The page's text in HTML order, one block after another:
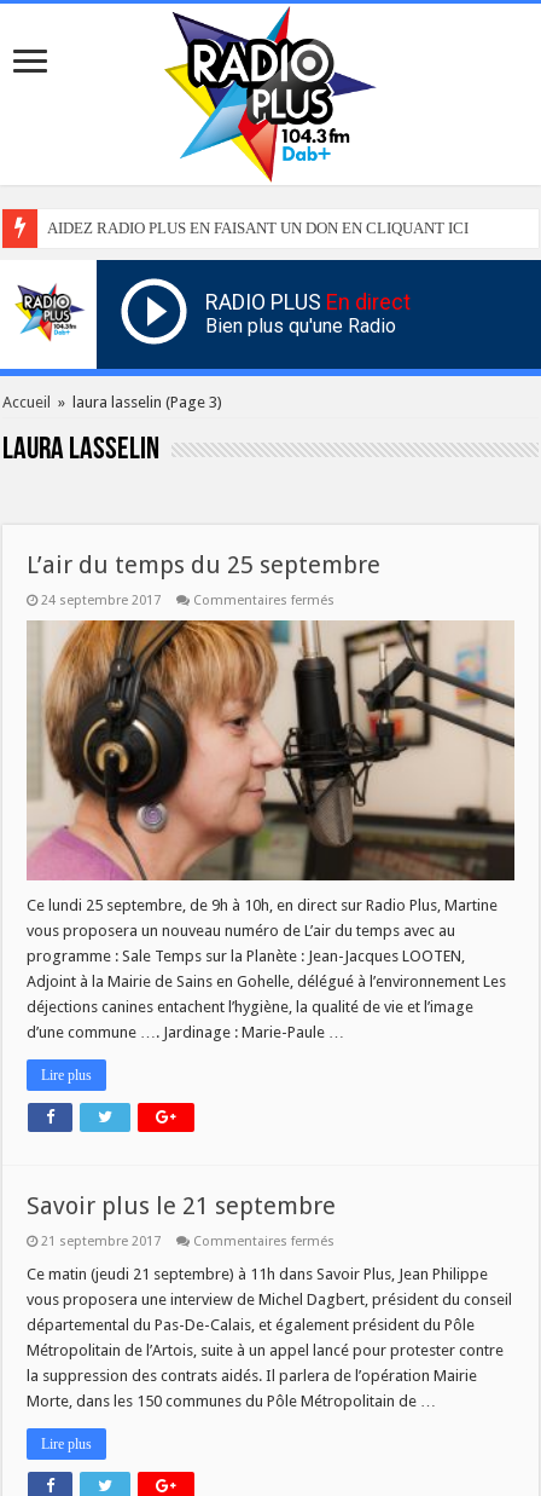
AIDEZ RADIO PLUS EN FAISANT UN DON EN CLIQUANT ICI
RADIO PLUS En direct
Bien plus qu'une Radio
Accueil » laura lasselin (Page 3)
laura lasselin
L’air du temps du 25 septembre
24 septembre 2017 Commentaires fermés
du
temps
du
25
septembre
Ce lundi 25 septembre, de 9h à 10h, en direct sur Radio Plus, Martine
vous proposera un nouveau numéro de L’air du temps avec au
programme : Sale Temps sur la Planète : Jean-Jacques LOOTEN,
Adjoint à la Mairie de Sains en Gohelle, délégué à l’environnement Les
déjections canines entachent l’hygiène, la qualité de vie et l’image
d’une commune …. Jardinage : Marie-Paule …
Lire plus
Savoir plus le 21 septembre
21 septembre 2017 Commentaires fermés
plus
21
septembre
Ce matin (jeudi 21 septembre) à 11h dans Savoir Plus, Jean Philippe
vous proposera une interview de Michel Dagbert, président du conseil
départemental du Pas-De-Calais, et également président du Pôle
Métropolitain de l’Artois, suite à un appel lancé pour protester contre
la suppression des contrats aidés. Il parlera de l’opération Mairie
Morte, dans les 150 communes du Pôle Métropolitain de …
Lire plus